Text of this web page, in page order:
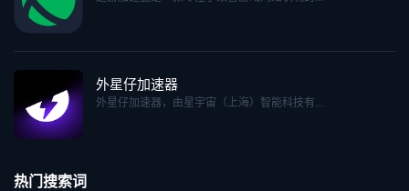
外星仔加速器
外星仔加速器，由星宇宙（上海）智能科技有...
热门搜索词